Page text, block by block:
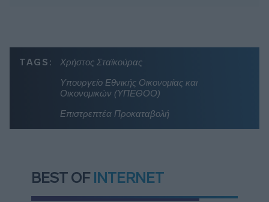
TAGS:
Χρήστος Σταϊκούρας
Υπουργείο Εθνικής Οικονομίας και
Οικονομικών (ΥΠΕΘΟΟ)
Επιστρεπτέα Προκαταβολή
BEST OF INTERNET